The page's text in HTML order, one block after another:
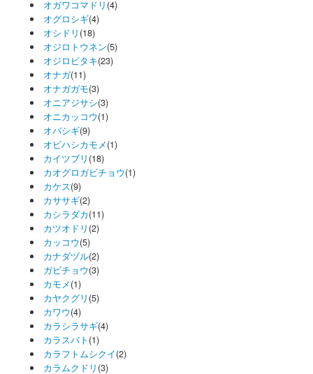
オガワコマドリ (4)
オグロシギ(4)
オシドリ (18)
オジロトウネン(5)
オジロビタキ(23)
オナガ(11)
オナガガモ(3)
オニアジサシ(3)
オニカッコウ(1)
オバシギ(9)
オビハシカモメ(1)
カイツブリ (18)
カオグロガビチョウ(1)
カケス(9)
カササギ(2)
カシラダカ(11)
カツオドリ (2)
カッコウ(5)
カナダヅル(2)
ガビチョウ(3)
カモメ(1)
カヤクグリ (5)
カワウ(4)
カラシラサギ(4)
カラスバト (1)
カラフトムシクイ(2)
カラムクドリ (3)